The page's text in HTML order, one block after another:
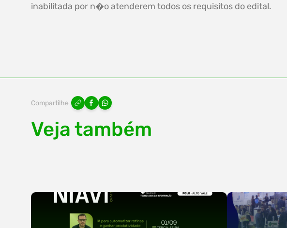
inabilitada por n�o atenderem todos os requisitos do edital.
Compartilhe
Veja também